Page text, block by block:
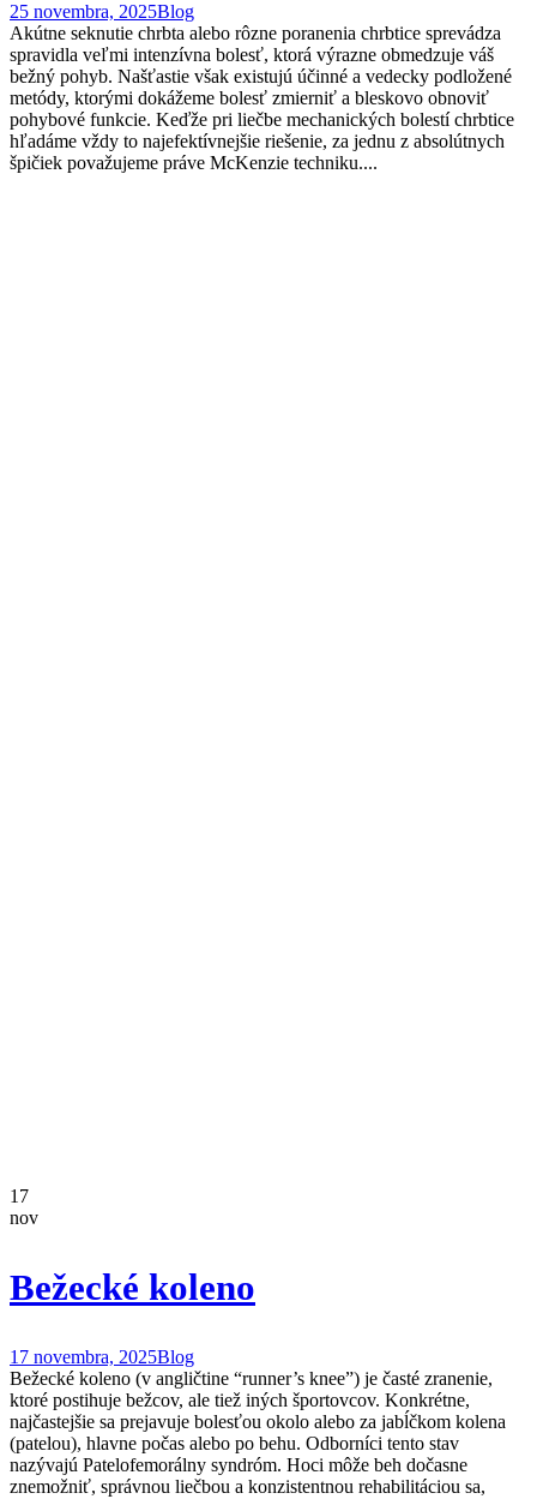
25 novembra, 2025Blog
Akútne seknutie chrbta alebo rôzne poranenia chrbtice sprevádza
spravidla veľmi intenzívna bolesť, ktorá výrazne obmedzuje váš
bežný pohyb. Našťastie však existujú účinné a vedecky podložené
metódy, ktorými dokážeme bolesť zmierniť a bleskovo obnoviť
pohybové funkcie. Keďže pri liečbe mechanických bolestí chrbtice
hľadáme vždy to najefektívnejšie riešenie, za jednu z absolútnych
špičiek považujeme práve McKenzie techniku....
17
nov
Bežecké koleno
17 novembra, 2025Blog
Bežecké koleno (v angličtine “runner’s knee”) je časté zranenie,
ktoré postihuje bežcov, ale tiež iných športovcov. Konkrétne,
najčastejšie sa prejavuje bolesťou okolo alebo za jabĺčkom kolena
(patelou), hlavne počas alebo po behu. Odborníci tento stav
nazývajú Patelofemorálny syndróm. Hoci môže beh dočasne
znemožniť, správnou liečbou a konzistentnou rehabilitáciou sa,